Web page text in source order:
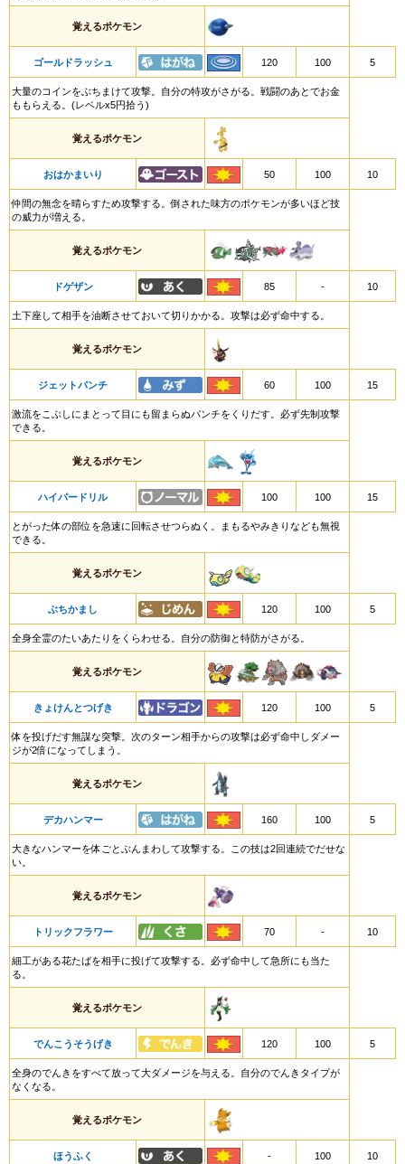
覚えるポケモン
ゴールドラッシュ 120 100 5
大量のコインをぶちまけて攻撃。自分の特攻がさがる。戦闘のあとでお金
ももらえる。(レベルx5円拾う)
覚えるポケモン
おはかまいり 50 100 10
仲間の無念を晴らすため攻撃する。倒された味方のポケモンが多いほど技
の威力が増える。
覚えるポケモン
ドゲザン 85 - 10
土下座して相手を油断させておいて切りかかる。攻撃は必ず命中する。
覚えるポケモン
ジェットパンチ 60 100 15
激流をこぶしにまとって目にも留まらぬパンチをくりだす。必ず先制攻撃
できる。
覚えるポケモン
ハイパードリル 100 100 15
とがった体の部位を急速に回転させつらぬく。まもるやみきりなども無視
できる。
覚えるポケモン
ぶちかまし 120 100 5
全身全霊のたいあたりをくらわせる。自分の防御と特防がさがる。
覚えるポケモン
きょけんとつげき 120 100 5
体を投げだす無謀な突撃。次のターン相手からの攻撃は必ず命中しダメー
ジが2倍になってしまう。
覚えるポケモン
デカハンマー 160 100 5
大きなハンマーを体ごとぶんまわして攻撃する。この技は2回連続でだせな
い。
覚えるポケモン
トリックフラワー 70 - 10
細工がある花たばを相手に投げて攻撃する。必ず命中して急所にも当た
る。
覚えるポケモン
でんこうそうげき 120 100 5
全身のでんきをすべて放って大ダメージを与える。自分のでんきタイプが
なくなる。
覚えるポケモン
ほうふく - 100 10